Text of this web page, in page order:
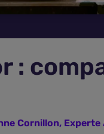
:
Cornillon, Experte